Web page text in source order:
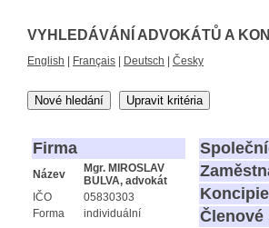
VYHLEDÁVÁNÍ ADVOKÁTŮ A
English Français Deutsch Česky
Nové hledání Upravit kritéria
Firma
Název
Mgr. MIROSLAV
BULVA, advokát
IČO
05830303
Forma
individuální
Členové